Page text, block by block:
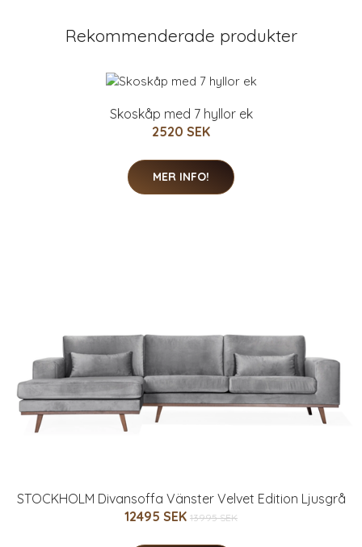
Rekommenderade produkter
Skoskåp med 7 hyllor ek
2520 SEK
MER INFO!
STOCKHOLM Divansoffa Vänster Velvet Edition Ljusgrå
12495 SEK 13995 SEK